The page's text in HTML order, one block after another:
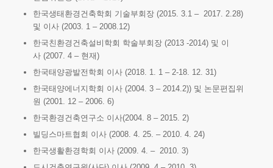
한국생태환경건축학회 기술부회장 (2015. 3.1 – 2017. 2.28)
및 이사 (2003. 1 – 2008.12)
한국친환경건축설비학회 학술부회장 (2013 -2014) 및 이
사 (2007. 4 – 현재)
한국태양광발전학회 이사 (2018. 1. 1 – 2-18. 12. 31)
한국태양에너지학회 이사 (2004. 3 – 2014.2)) 및 논문편집위
원 (2001. 12 – 2006. 6)
한국환경건축연구소 이사(2004. 8 – 2015. 2)
빌딩스마트협회 이사 (2008. 4. 25. – 2010. 4. 24)
한국생활환경학회 이사 (2009. 4. – 2010. 3)